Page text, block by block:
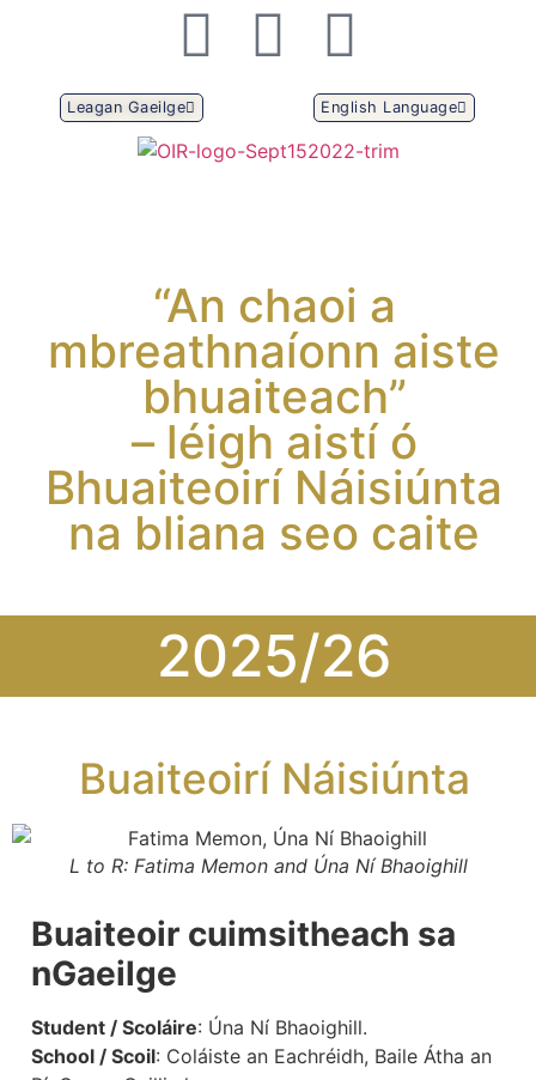
Leagan Gaeilge English Language
“An chaoi a
mbreathnaíonn aiste
bhuaiteach”
– léigh aistí ó
Bhuaiteoirí Náisiúnta
na bliana seo caite
2025/26
Buaiteoirí Náisiúnta
L to R: Fatima Memon and Úna Ní Bhaoighill
Buaiteoir cuimsitheach sa
nGaeilge
Student / Scoláire: Úna Ní Bhaoighill.
School / Scoil: Coláiste an Eachréidh, Baile Átha an